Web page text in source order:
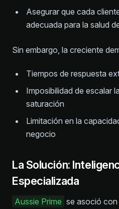
Asegurar que cada
adecuada para la salud
Sin embargo, la creciente
Tiempos de respuesta
Imposibilidad de escalar
saturación
Limitación en la
negocio
La Solución:
Especializada
Aussie Prime se asoció con